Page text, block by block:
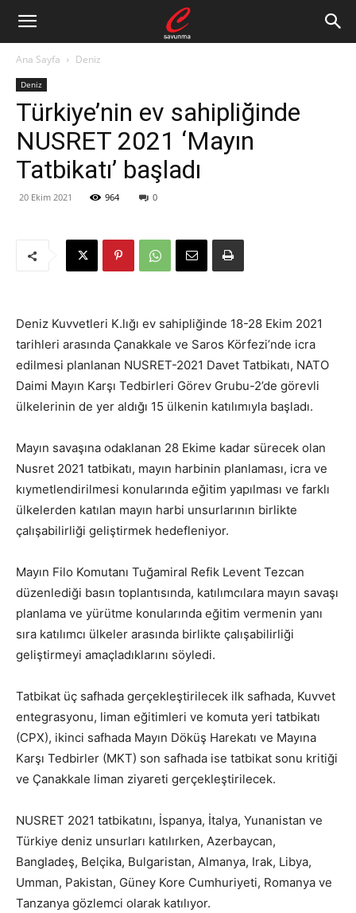
Ana Sayfa Deniz
Deniz
Türkiye’nin ev sahipliğinde
NUSRET 2021 ‘Mayın
Tatbikatı’ başladı
20 Ekim 2021 964 0
Deniz Kuvvetleri K.lığı ev sahipliğinde 18-28 Ekim 2021
tarihleri arasında Çanakkale ve Saros Körfezi’nde icra
edilmesi planlanan NUSRET-2021 Davet Tatbikatı, NATO
Daimi Mayın Karşı Tedbirleri Görev Grubu-2’de görevli
ülkelerinin de yer aldığı 15 ülkenin katılımıyla başladı.
Mayın savaşına odaklanan 28 Ekime kadar sürecek olan
Nusret 2021 tatbikatı, mayın harbinin planlaması, icra ve
kıymetlendirilmesi konularında eğitim yapılması ve farklı
ülkelerden katılan mayın harbi unsurlarının birlikte
çalışabilirliği geliştirmek hedefleniyor.
Mayın Filo Komutanı Tuğamiral Refik Levent Tezcan
düzenlediği basın toplantısında, katılımcılara mayın savaşı
planlama ve yürütme konularında eğitim vermenin yanı
sıra katılımcı ülkeler arasında birlikte çalışabilirliği
geliştirmeyi amaçladıklarını söyledi.
Tatbikat üç safhada gerçekleştirilecek ilk safhada, Kuvvet
entegrasyonu, liman eğitimleri ve komuta yeri tatbikatı
(CPX), ikinci safhada Mayın Döküş Harekatı ve Mayına
Karşı Tedbirler (MKT) son safhada ise tatbikat sonu kritiği
ve Çanakkale liman ziyareti gerçekleştirilecek.
NUSRET 2021 tatbikatını, İspanya, İtalya, Yunanistan ve
Türkiye deniz unsurları katılırken, Azerbaycan,
Bangladeş, Belçika, Bulgaristan, Almanya, Irak, Libya,
Umman, Pakistan, Güney Kore Cumhuriyeti, Romanya ve
Tanzanya gözlemci olarak katılıyor.